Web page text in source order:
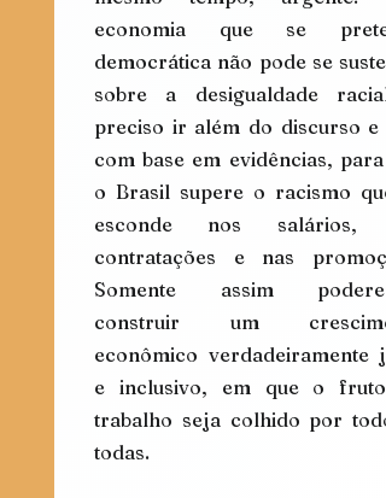
economia que se
democrática não pode se
sobre a desigualdade
preciso ir além do discurso e
com base em evidências, para
o Brasil supere o racismo
esconde nos salários,
contratações e nas
Somente assim
construir um
econômico verdadeiramente
e inclusivo, em que o fruto
trabalho seja colhido por
todas.